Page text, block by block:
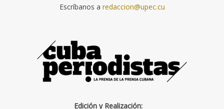
Escríbanos a redaccion@upec.cu
Edición y Realización: